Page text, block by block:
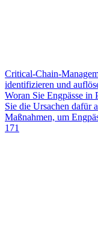
Critical-Chain-
identifizieren und
Woran Sie Engpässe in
Sie die Ursachen dafür
Maßnahmen, um
171